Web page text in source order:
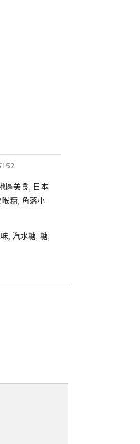
區美食, 日本
喉糖,角落小
,汽水糖,糖,